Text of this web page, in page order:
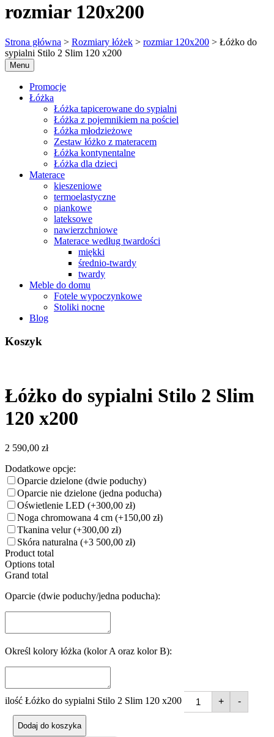
rozmiar 120x200
Strona główna > Rozmiary łóżek > rozmiar 120x200 > Łóżko do
sypialni Stilo 2 Slim 120 x200
Menu
Promocje
Łóżka
Łóżka tapicerowane do sypialni
Łóżka z pojemnikiem na pościel
Łóżka młodzieżowe
Zestaw łóżko z materacem
Łóżka kontynentalne
Łóżka dla dzieci
Materace
kieszeniowe
termoelastyczne
piankowe
lateksowe
nawierzchniowe
Materace według twardości
miękki
średnio-twardy
twardy
Meble do domu
Fotele wypoczynkowe
Stoliki nocne
Blog
Koszyk
Łóżko do sypialni Stilo 2 Slim
120 x200
2 590,00 zł
Dodatkowe opcje:
Oparcie dzielone (dwie poduchy)
Oparcie nie dzielone (jedna poducha)
Oświetlenie LED (+300,00 zł)
Noga chromowana 4 cm (+150,00 zł)
Tkanina velur(+300,00 zł)
Skóra naturalna (+3 500,00 zł)
Product total
Options total
Grand total
Oparcie (dwie poduchy/jedna poducha):
Określ kolory łóżka (kolor A oraz kolor B):
ilość Łóżko do sypialni Stilo 2 Slim 120 x200 + -
Dodaj do koszyka